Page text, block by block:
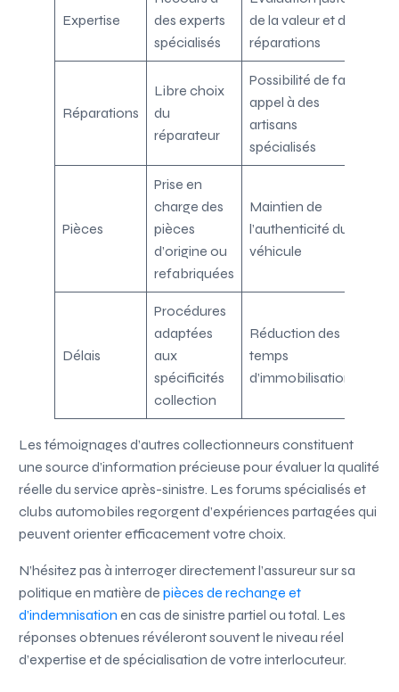
Expertise
des experts
spécialisés
de la valeur et des
réparations
Réparations
Libre choix
du
réparateur
Possibilité de faire
appel à des
artisans
spécialisés
Pièces
Prise en
charge des
pièces
d’origine ou
refabriquées
Maintien de
l’authenticité du
véhicule
Délais
Procédures
adaptées
aux
spécificités
collection
Réduction des
temps
d’immobilisation
Les témoignages d’autres collectionneurs constituent
une source d’information précieuse pour évaluer la qualité
réelle du service après-sinistre. Les forums spécialisés et
clubs automobiles regorgent d’expériences partagées qui
peuvent orienter efficacement votre choix.
N’hésitez pas à interroger directement l’assureur sur sa
politique en matière depièces de rechange et
d’indemnisation en cas de sinistre partiel ou total. Les
réponses obtenues révéleront souvent le niveau réel
d’expertise et de spécialisation de votre interlocuteur.